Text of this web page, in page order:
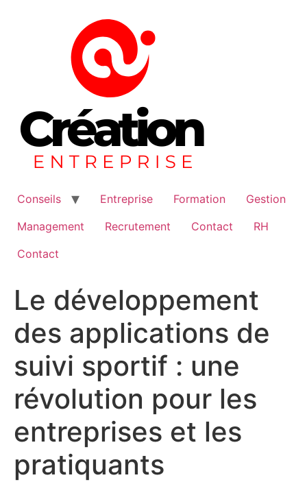
Conseils Entreprise Formation
Gestion
Management
Recrutement Contact
RH
Contact
Le développement
des applications de
suivi sportif : une
révolution pour les
entreprises et les
pratiquants